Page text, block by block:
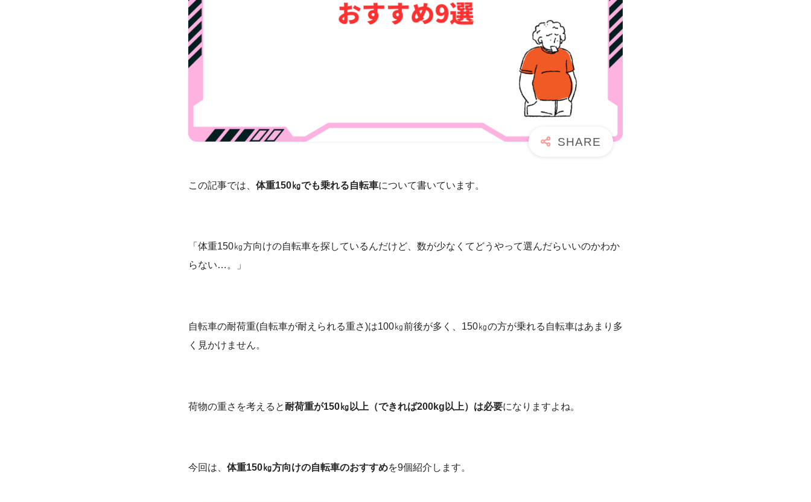
この記事では、 体重150㎏でも乗れる自転車について書いています。
「体重150㎏方向けの自転車を探しているんだけど、数が少なくてどうやって選んだらいいのかわか
らない…。」
自転車の耐荷重(自転車が耐えられる重さ)は100㎏前後が多く、150㎏の方が乗れる自転車はあまり多
く見かけません。
荷物の重さを考えると耐荷重が150㎏以上（できれば200kg以上）は必要になりますよね。
今回は、 体重150㎏方向けの自転車のおすすめを9個紹介します。